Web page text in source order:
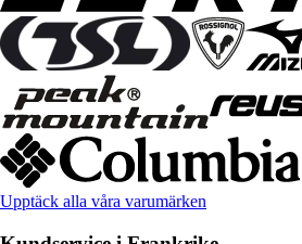
Upptäck alla våra varumärken